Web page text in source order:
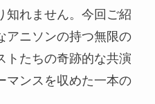
知れません。今回ご紹
アニソンの持つ無限の
トたちの奇跡的な共演
マンスを収めた一本の